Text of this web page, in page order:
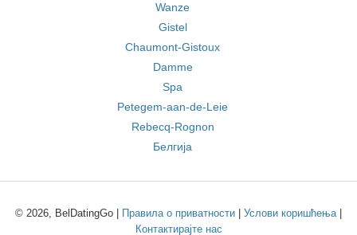
Wanze
Gistel
Chaumont-Gistoux
Damme
Spa
Petegem-aan-de-Leie
Rebecq-Rognon
Белгија
© 2026, BelDatingGo | Правила о приватности Услови коришћења|
Контактирајте нас